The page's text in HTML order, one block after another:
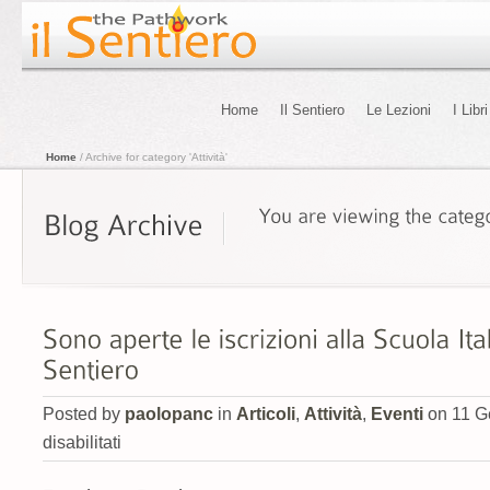
Home Il Sentiero Le Lezioni I Libri
Home / Archive for category 'Attività'
Posted by paolopanc in Articoli, Attività, Eventi on 11
disabilitati
Sono